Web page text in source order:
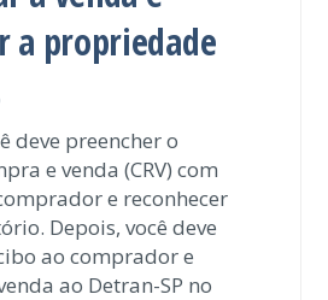
a propriedade
deve preencher o
e venda (CRV) com
e reconhecer
Depois, você deve
ao comprador e
ao Detran-SP no